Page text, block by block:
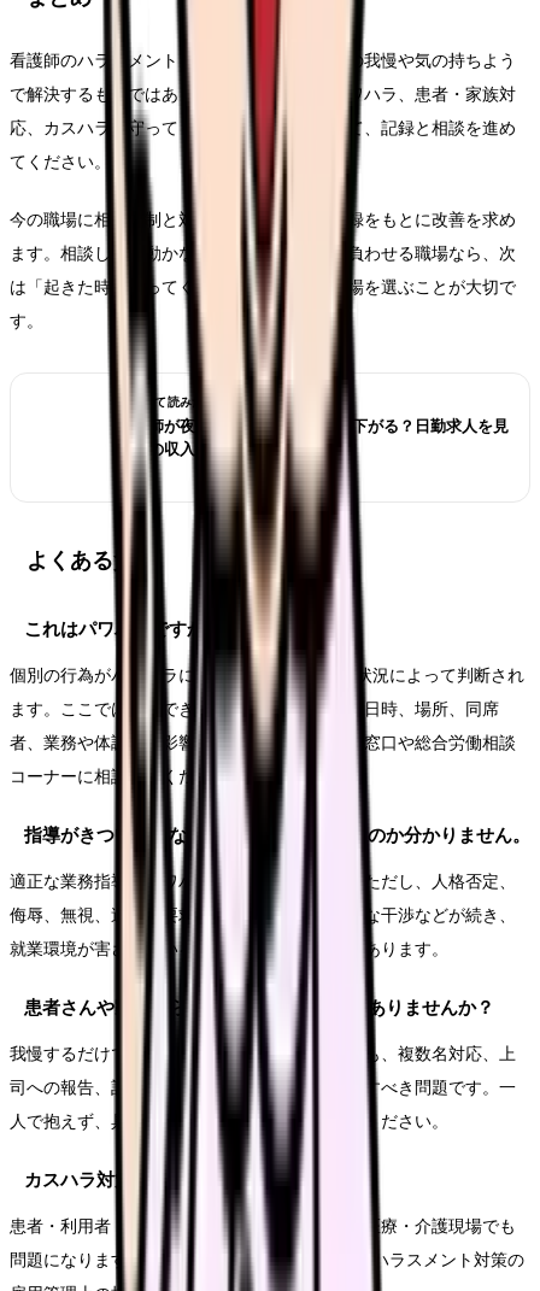
看護師のハラスメント・暴言の悩みは、個人の我慢や気の持ちよう
で解決するものではありません。職場内のパワハラ、患者・家族対
応、カスハラ、守ってくれる職場選びを分けて、記録と相談を進め
てください。
今の職場に相談体制と対応力があるなら、記録をもとに改善を求め
ます。相談しても動かない、被害を個人に背負わせる職場なら、次
は「起きた時に守ってくれるか」を基準に職場を選ぶことが大切で
す。
あわせて読みたい
看護師が夜勤なしにすると給料は下がる？日勤求人を見
る前の収入チェック
よくある質問
これはパワハラですか？
個別の行為がパワハラに当たるかは、3要素や状況によって判断され
ます。ここでは断定できません。言動の内容、日時、場所、同席
者、業務や体調への影響を記録し、職場の相談窓口や総合労働相談
コーナーに相談してください。
指導がきついだけなのか、ハラスメントなのか分かりません。
適正な業務指導はパワハラには該当しません。ただし、人格否定、
侮辱、無視、過大な要求、業務と関係ない私的な干渉などが続き、
就業環境が害されている場合は相談する価値があります。
患者さんや家族からの暴言は我慢するしかありませんか？
我慢するだけではありません。患者・家族対応も、複数名対応、上
司への報告、記録、院内ルールなど組織で対応すべき問題です。一
人で抱えず、具体的な言動を記録して報告してください。
カスハラ対策は病院にも関係しますか？
患者・利用者・家族からの著しい迷惑行為は、医療・介護現場でも
問題になります。2026年10月1日からカスタマーハラスメント対策の